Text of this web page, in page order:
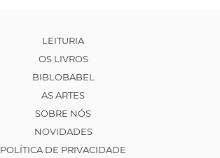
LEITURIA
OS LIVROS
BIBLOBABEL
AS ARTES
SOBRE NÓS
NOVIDADES
POLÍTICA DE PRIVACIDADE